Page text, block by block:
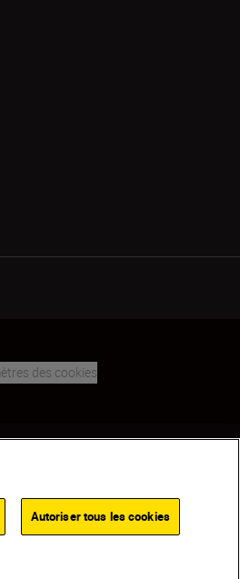
AU PANIER
des cookies
Autoriser tous les cookies